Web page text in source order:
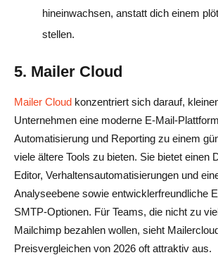
hineinwachsen, anstatt dich einem
stellen.
5. Mailer Cloud
Mailer Cloud konzentriert sich darauf,
Unternehmen eine moderne E-Mail-
Automatisierung und Reporting zu einem
viele ältere Tools zu bieten. Sie bietet einen
Editor, Verhaltensautomatisierungen und
Analyseebene sowie entwicklerfreundliche
SMTP-Optionen. Für Teams, die nicht zu
Mailchimp bezahlen wollen, sieht
Preisvergleichen von 2026 oft attraktiv aus.